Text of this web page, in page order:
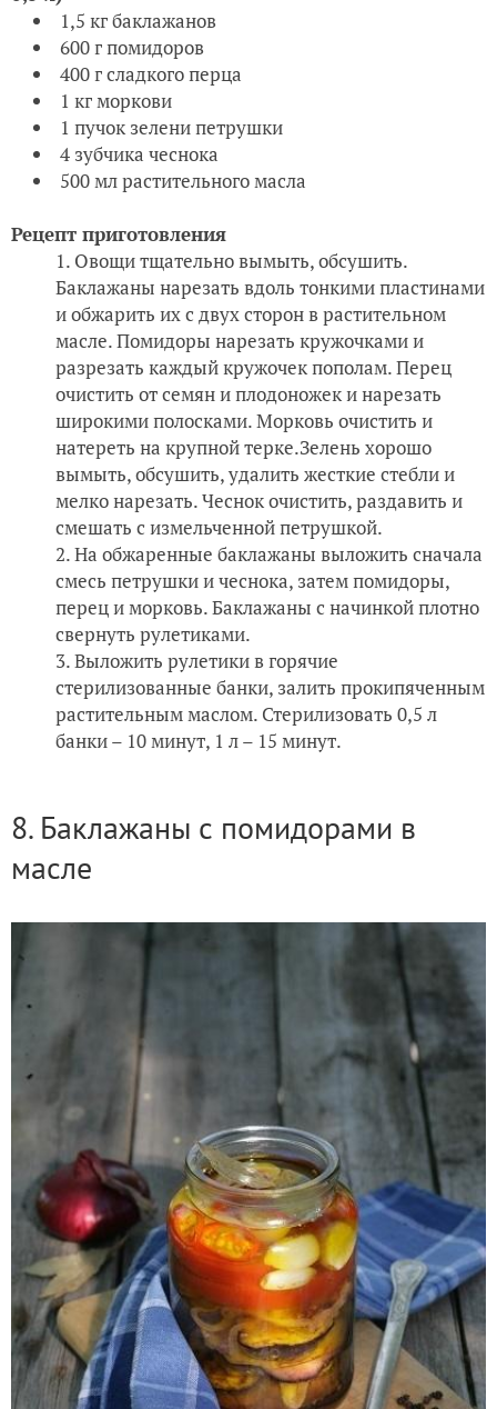
1,5 кг баклажанов
600 г помидоров
400 г сладкого перца
1 кг моркови
1 пучок зелени петрушки
4 зубчика чеснока
500 мл растительного масла
Рецепт приготовления
Овощи тщательно вымыть, обсушить.
Баклажаны нарезать вдоль тонкими пластинами
и обжарить их с двух сторон в растительном
масле. Помидоры нарезать кружочками и
разрезать каждый кружочек пополам. Перец
очистить от семян и плодоножек и нарезать
широкими полосками. Морковь очистить и
натереть на крупной терке.Зелень хорошо
вымыть, обсушить, удалить жесткие стебли и
мелко нарезать. Чеснок очистить, раздавить и
смешать с измельченной петрушкой.
На обжаренные баклажаны выложить сначала
смесь петрушки и чеснока, затем помидоры,
перец и морковь. Баклажаны с начинкой плотно
свернуть рулетиками.
Выложить рулетики в горячие
стерилизованные банки, залить прокипяченным
растительным маслом. Стерилизовать 0,5 л
банки – 10 минут, 1 л – 15 минут.
8. Баклажаны с помидорами в
масле